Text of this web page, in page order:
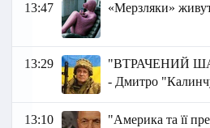
13:47 «Мерзляки»
13:29
"ВТРАЧЕНИЙ
- Дмитро
13:10
"Америка та її